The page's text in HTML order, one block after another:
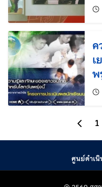
ค
เ
พ
บ
ไ
1
ศูนย์ดำเนิ